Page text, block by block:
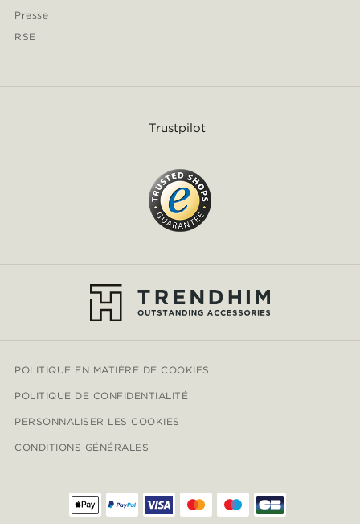
Presse
RSE
Trustpilot
POLITIQUE EN MATIÈRE DE COOKIES
POLITIQUE DE CONFIDENTIALITÉ
PERSONNALISER LES COOKIES
CONDITIONS GÉNÉRALES